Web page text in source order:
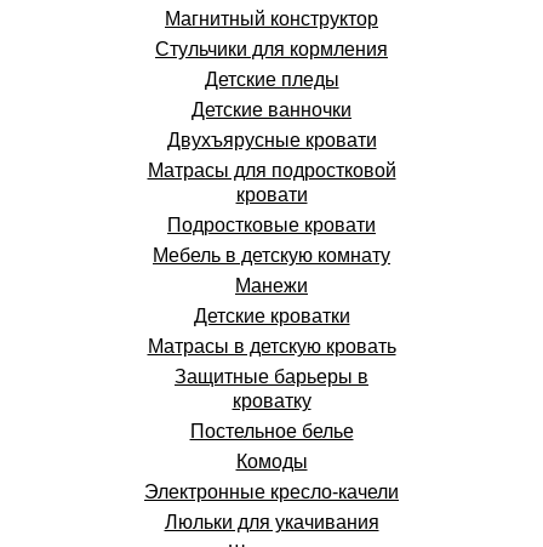
Магнитный конструктор
Стульчики для кормления
Детские пледы
Детские ванночки
Двухъярусные кровати
Матрасы для подростковой
кровати
Подростковые кровати
Мебель в детскую комнату
Манежи
Детские кроватки
Матрасы в детскую кровать
Защитные барьеры в
кроватку
Постельное белье
Комоды
Электронные кресло-качели
Люльки для укачивания